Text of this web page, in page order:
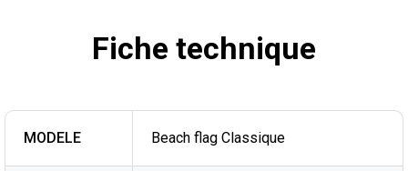
Fiche technique
MODELE Beach flag Classique